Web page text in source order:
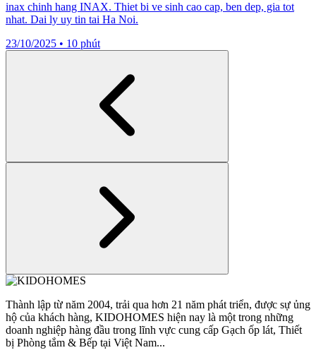
inax chinh hang INAX. Thiet bi ve sinh cao cap, ben dep, gia tot
nhat. Dai ly uy tin tai Ha Noi.
23/10/2025 • 10 phút
Thành lập từ năm 2004, trải qua hơn 21 năm phát triển, được sự ủng
hộ của khách hàng, KIDOHOMES hiện nay là một trong những
doanh nghiệp hàng đầu trong lĩnh vực cung cấp Gạch ốp lát, Thiết
bị Phòng tắm & Bếp tại Việt Nam...